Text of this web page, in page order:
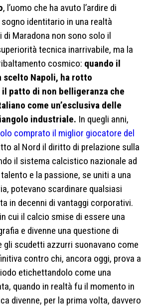
, l’uomo che ha avuto l’ardire di
identitario in una realtà
di Maradona non sono solo il
tecnica inarrivabile, ma la
cosmico: quando il
scelto Napoli, ha rotto
patto di non belligeranza che
come un’esclusiva delle
industriale. In quegli anni,
comprato il miglior giocatore del
al Nord il diritto di prelazione sulla
il sistema calcistico nazionale ad
e la passione, se uniti a una
potevano scardinare qualsiasi
in decenni di vantaggi corporativi.
cui il calcio smise di essere una
e divenne una questione di
gli scudetti azzurri suonavano come
contro chi, ancora oggi, prova a
etichettandolo come una
quando in realtà fu il momento in
divenne, per la prima volta, davvero